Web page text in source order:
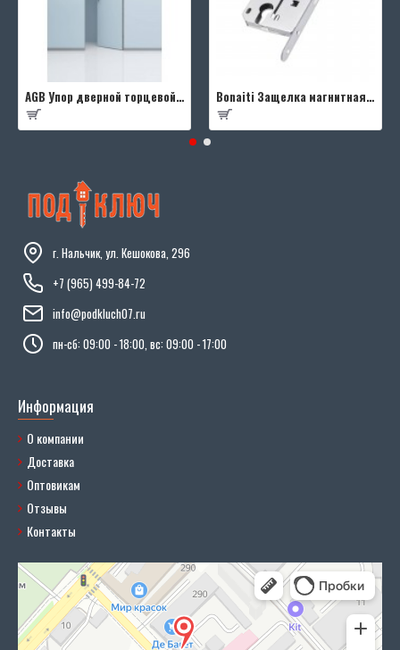
AGB Упор дверной торцевой D003201593 (черный) Bonaiti Защелка магнитная B-FOURTY MATT CROME под цилиндр с отв.планкой 190 мм, матовый хром
г. Нальчик, ул. Кешокова, 296
+7 (965) 499-84-72
info@podkluch07.ru
пн-сб: 09:00 - 18:00, вс: 09:00 - 17:00
Информация
О компании
Доставка
Оптовикам
Отзывы
Контакты